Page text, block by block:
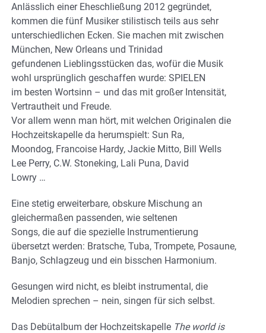
Anlässlich einer Eheschließung 2012 gegründet,
kommen die fünf Musiker stilistisch teils aus sehr
unterschiedlichen Ecken. Sie machen mit zwischen
München, New Orleans und Trinidad
gefundenen Lieblingsstücken das, wofür die Musik
wohl ursprünglich geschaffen wurde: SPIELEN
im besten Wortsinn – und das mit großer Intensität,
Vertrautheit und Freude.
Vor allem wenn man hört, mit welchen Originalen die
Hochzeitskapelle da herumspielt: Sun Ra,
Moondog, Francoise Hardy, Jackie Mitto, Bill Wells
Lee Perry, C.W. Stoneking, Lali Puna, David
Lowry …
Eine stetig erweiterbare, obskure Mischung an
gleichermaßen passenden, wie seltenen
Songs, die auf die spezielle Instrumentierung
übersetzt werden: Bratsche, Tuba, Trompete, Posaune,
Banjo, Schlagzeug und ein bisschen Harmonium.
Gesungen wird nicht, es bleibt instrumental, die
Melodien sprechen – nein, singen für sich selbst.
Das Debütalbum der Hochzeitskapelle The world is